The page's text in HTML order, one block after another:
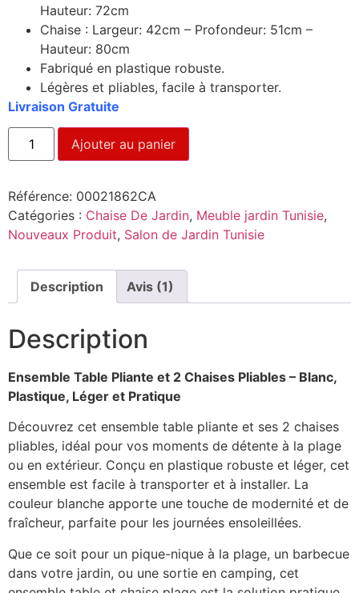
Hauteur: 72cm
Chaise : Largeur: 42cm – Profondeur: 51cm –
Hauteur: 80cm
Fabriqué en plastique robuste.
Légères et pliables, facile à transporter.
Livraison Gratuite
Ajouter au panier
Référence: 00021862CA
Catégories : Chaise De Jardin, Meuble jardin Tunisie,
Nouveaux Produit, Salon de Jardin Tunisie
Description Avis (1)
Description
Ensemble Table Pliante et 2 Chaises Pliables – Blanc,
Plastique, Léger et Pratique
Découvrez cet ensemble table pliante et ses 2 chaises
pliables, idéal pour vos moments de détente à la plage
ou en extérieur. Conçu en plastique robuste et léger, cet
ensemble est facile à transporter et à installer. La
couleur blanche apporte une touche de modernité et de
fraîcheur, parfaite pour les journées ensoleillées.
Que ce soit pour un pique-nique à la plage, un barbecue
dans votre jardin, ou une sortie en camping, cet